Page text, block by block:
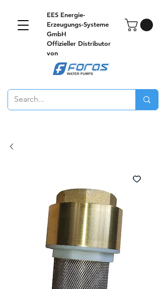
EES Energie-
Erzeugungs-Systeme
GmbH
Offizieller Distributor
von